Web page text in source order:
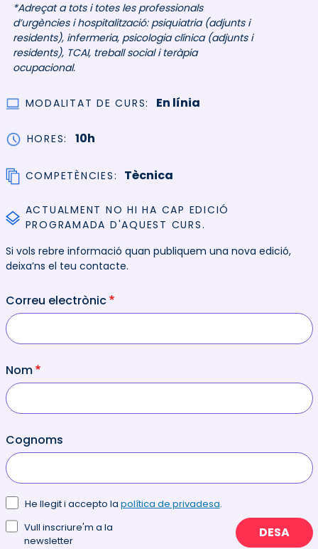
*Adreçat a tots i totes les professionals
d’urgències i hospitalització: psiquiatria (adjunts i
residents), infermeria, psicologia clínica (adjunts i
residents), TCAI, treball social i teràpia
ocupacional.
MODALITAT DE CURS En línia
HORES 10h
COMPETÈNCIES Tècnica
ACTUALMENT NO HI HA CAP EDICIÓ
PROGRAMADA D'AQUEST CURS.
Si vols rebre informació quan publiquem una nova edició,
deixa’ns el teu contacte.
Correu electrònic
Nom
Cognoms
He llegit i accepto la política de privadesa.
Vull inscriure'm a la
newsletter
DESA